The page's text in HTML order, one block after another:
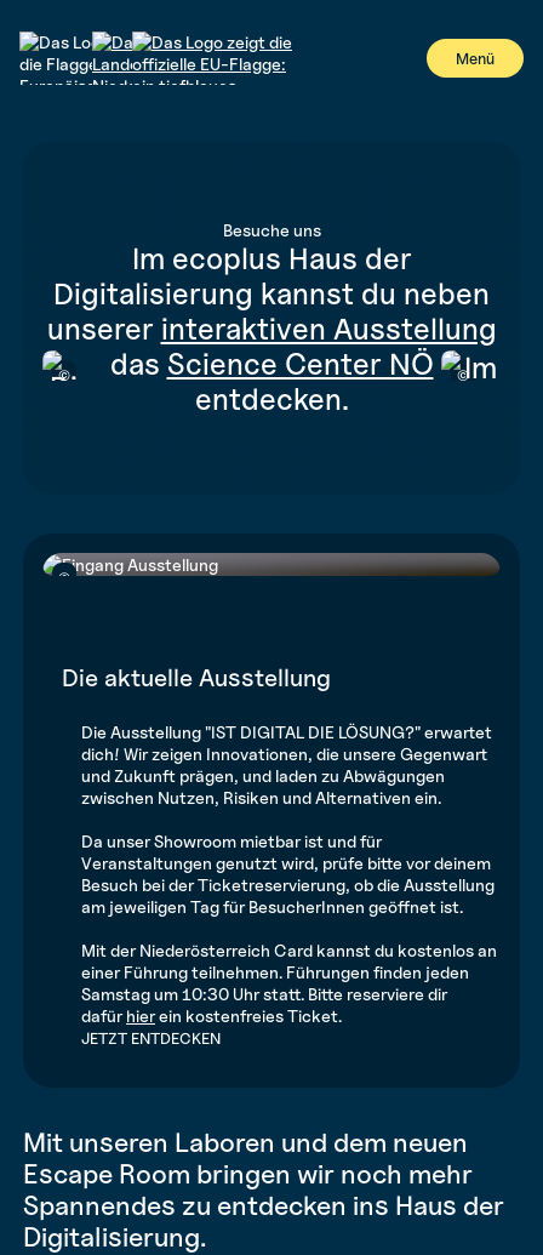
Menü
Besuche uns
Im ecoplus Haus der
Digitalisierung kannst du neben
unserer interaktiven Ausstellung
© das Science Center NÖ ©
entdecken.
©
Die aktuelle Ausstellung
Die Ausstellung "IST DIGITAL DIE LÖSUNG?" erwartet
dich! Wir zeigen Innovationen, die unsere Gegenwart
und Zukunft prägen, und laden zu Abwägungen
zwischen Nutzen, Risiken und Alternativen ein.
Da unser Showroom mietbar ist und für
Veranstaltungen genutzt wird, prüfe bitte vor deinem
Besuch bei der Ticketreservierung, ob die Ausstellung
am jeweiligen Tag für BesucherInnen geöffnet ist.
Mit der Niederösterreich Card kannst du kostenlos an
einer Führung teilnehmen. Führungen finden jeden
Samstag um 10:30 Uhr statt. Bitte reserviere dir
dafürhierein kostenfreies Ticket.
JETZT ENTDECKEN
Mit unseren Laboren und dem neuen
Escape Room bringen wir noch mehr
Spannendes zu entdecken ins Haus der
Digitalisierung.